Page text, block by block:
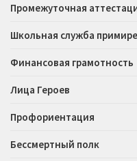
Промежуточная
Школьная служба
Финансовая грамотность
Лица Героев
Профориентация
Бессмертный полк